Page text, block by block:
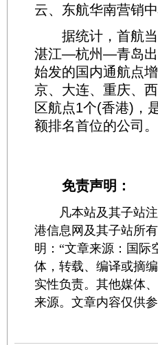
云、东航华南营销
据统计，首航当
湛江—杭州—青岛出
始发的国内通航点
京、大连、重庆、
区航点1个(香港)，
额排名首位的公司。
免责声明：
凡本站及其子站注
港信息网及其子站所
明：“文章来源：国际
体，转载、编译或摘
实性负责。其他媒体
来源。文章内容仅供